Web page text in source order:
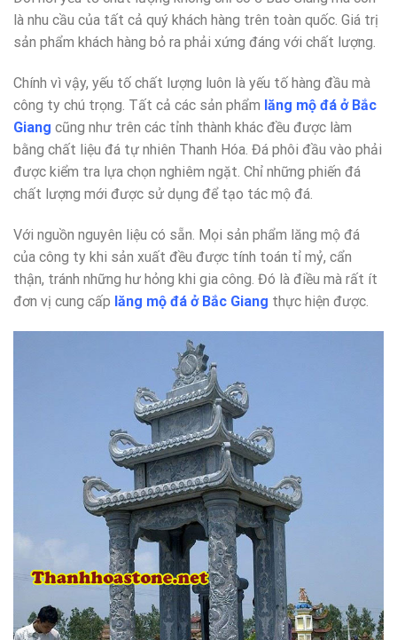
là nhu cầu của tất cả quý khách hàng trên toàn quốc. Giá trị
sản phẩm khách hàng bỏ ra phải xứng đáng với chất lượng.
Chính vì vậy, yếu tố chất lượng luôn là yếu tố hàng đầu mà
công ty chú trọng. Tất cả các sản phẩm lăng mộ đá ở Bắc
Giang cũng như trên các tỉnh thành khác đều được làm
bằng chất liệu đá tự nhiên Thanh Hóa. Đá phôi đầu vào phải
được kiểm tra lựa chọn nghiêm ngặt. Chỉ những phiến đá
chất lượng mới được sử dụng để tạo tác mộ đá.
Với nguồn nguyên liệu có sẵn. Mọi sản phẩm lăng mộ đá
của công ty khi sản xuất đều được tính toán tỉ mỷ, cẩn
thận, tránh những hư hỏng khi gia công. Đó là điều mà rất ít
đơn vị cung cấp lăng mộ đá ở Bắc Giang thực hiện được.